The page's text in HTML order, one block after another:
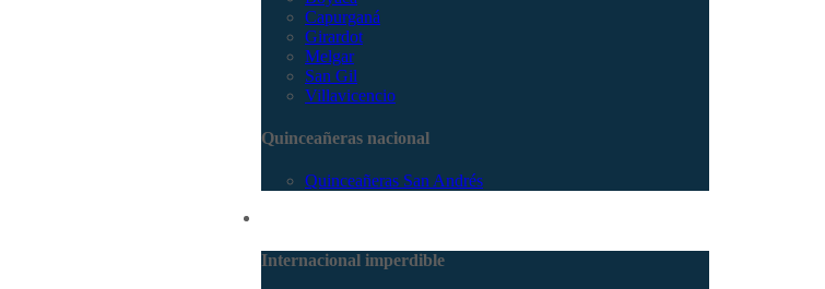
Capurganá
Girardot
Melgar
San Gil
Villavicencio
Quinceañeras nacional
Quinceañeras San Andrés
Internacional imperdible